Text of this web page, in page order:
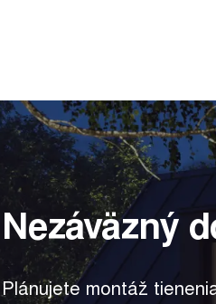
Nezáväzný
Plánujete montáž